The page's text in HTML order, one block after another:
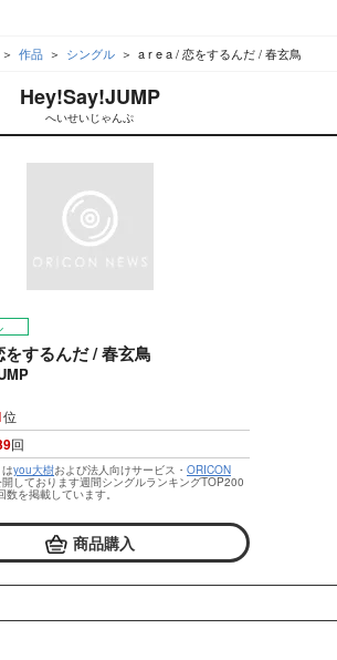
作品 シングル a r e a / 恋をするんだ / 春玄鳥
Hey!Say!JUMP
へいせいじゃんぷ
をするんだ / 春玄鳥
位
回
you大樹および法人向けサービス・ ORICON
しております週間シングルランキングTOP200
を掲載しています。
商品購入